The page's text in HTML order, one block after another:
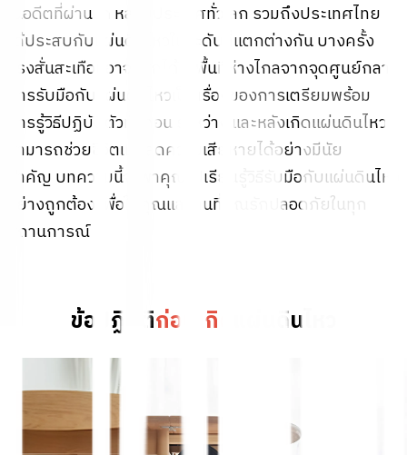
ในอดีตที่ผ่านมา หลายประเทศทั่วโลก รวมถึงประเทศไทย
ได้ประสบกับแผ่นดินไหวในระดับที่แตกต่างกัน บางครั้ง
แรงสั่นสะเทือนอาจรู้สึกได้ในพื้นที่ห่างไกลจากจุดศูนย์กลาง
การรับมือกับแผ่นดินไหวเป็นเรื่องของการเตรียมพร้อม
การรู้วิธีปฏิบัติตัวทั้งก่อน ระหว่าง และหลังเกิดแผ่นดินไหว
สามารถช่วยชีวิตและลดความเสียหายได้อย่างมีนัย
สำคัญ บทความนี้จะพาคุณไปเรียนรู้วิธีรับมือกับแผ่นดินไหว
อย่างถูกต้อง เพื่อให้คุณและคนที่คุณรักปลอดภัยในทุก
สถานการณ์
ข้อปฏิบัติก่อนเกิ แผ่นดินไหว